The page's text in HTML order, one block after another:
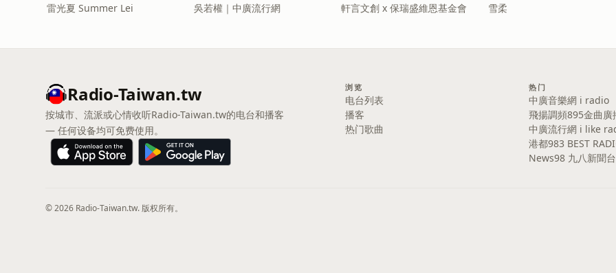
雷光夏 Summer Lei 吳若權｜中廣流行網 軒言文創 x 保瑞盛維恩基金會 雪柔
Radio-Taiwan.tw
按城市、流派或心情收听Radio-Taiwan.tw的电台和播客
— 任何设备均可免费使用。
浏览
电台列表
播客
热门歌曲
热门
中廣音樂網 i radio
飛揚調頻895金曲廣
中廣流行網 i like
港都983 BEST
News98 九八新聞台
© 2026 Radio-Taiwan.tw. 版权所有。